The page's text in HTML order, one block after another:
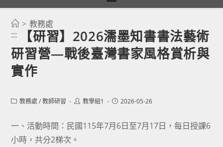
> 教務處
:::
【研習】2026濡墨知書書法藝術
研習營—戰後臺灣書家風格賞析與
實作
Post教務處 / 教師研習
Post教學組1
Post2026-05-26
一、活動時間：民國115年7月6日至7月17日，每日授課6
小時，共分2梯次。